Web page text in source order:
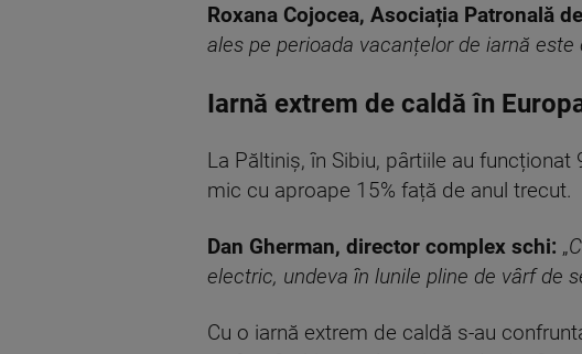
Roxana Cojocea, Asociația Patronală
ales pe perioada vacanțelor de iarnă este
Iarnă extrem de caldă în
La Păltiniș, în Sibiu, pârtiile au
mic cu aproape 15% față de anul trecut.
Dan Gherman, director complex schi: „
electric, undeva în lunile pline de vârf de
Cu o iarnă extrem de caldă s-au